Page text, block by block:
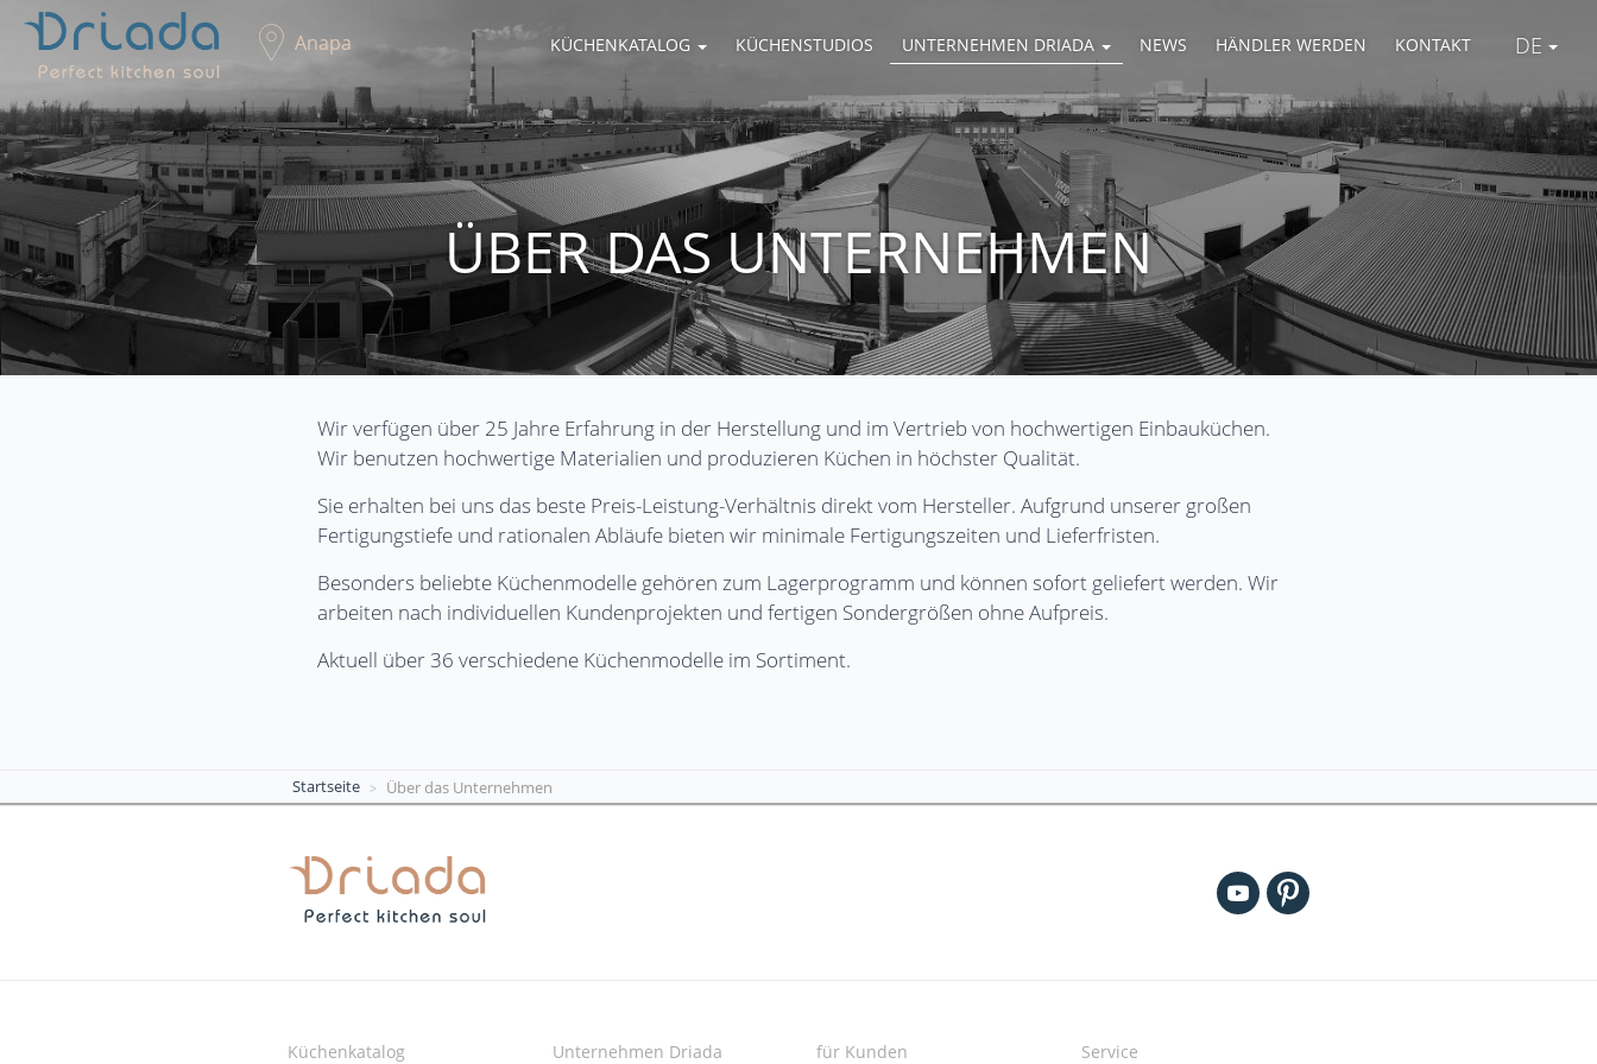
Anapa KÜCHENKATALOG KÜCHENSTUDIOS UNTERNEHMEN DRIADA NEWS HÄNDLER WERDEN KONTAKT DE
ÜBER DAS UNTERNEHMEN
Wir verfügen über 25 Jahre Erfahrung in der Herstellung und im Vertrieb von hochwertigen Einbauküchen.
Wir benutzen hochwertige Materialien und produzieren Küchen in höchster Qualität.
Sie erhalten bei uns das beste Preis-Leistung-Verhältnis direkt vom Hersteller. Aufgrund unserer großen
Fertigungstiefe und rationalen Abläufe bieten wir minimale Fertigungszeiten und Lieferfristen.
Besonders beliebte Küchenmodelle gehören zum Lagerprogramm und können sofort geliefert werden. Wir
arbeiten nach individuellen Kundenprojekten und fertigen Sondergrößen ohne Aufpreis.
Aktuell über 36 verschiedene Küchenmodelle im Sortiment.
Startseite Über das Unternehmen
Küchenkatalog Unternehmen Driada für Kunden Service